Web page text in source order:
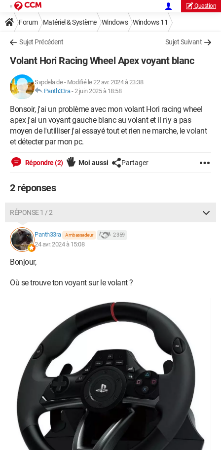
Question
Forum Matériel & Système Windows Windows 11
Sujet Précédent Sujet Suivant
Volant Hori Racing Wheel Apex voyant blanc
Svpdelaide- Modifié le 22 avr. 2024 à 23:38
Panth33ra-2 juin 2025 à 18:58
Bonsoir, j'ai un problème avec mon volant Hori racing wheel
apex j'ai un voyant gauche blanc au volant et il n'y a pas
moyen de l'utilliser j'ai essayé tout et rien ne marche, le volant
et détecter par mon pc.
Répondre (2) Moi aussi Partager
2 réponses
RÉPONSE 1 / 2
Panth33ra Ambassadeur 2 359
24 avr. 2024 à 15:08
Bonjour,
Où se trouve ton voyant sur le volant ?